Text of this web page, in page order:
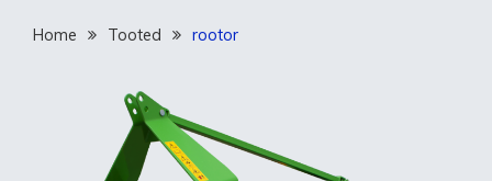
Home Tooted rootor